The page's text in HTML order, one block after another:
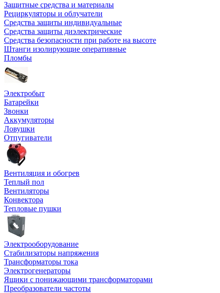
Защитные средства и материалы
Рециркуляторы и облучатели
Средства защиты индивидуальные
Средства защиты диэлектрические
Средства безопасности при работе на высоте
Штанги изолирующие оперативные
Пломбы
Электробыт
Батарейки
Звонки
Аккумуляторы
Ловушки
Отпугиватели
Вентиляция и обогрев
Теплый пол
Вентиляторы
Конвектора
Тепловые пушки
Электрооборудование
Стабилизаторы напряжения
Трансформаторы тока
Электрогенераторы
Ящики с понижающими трансформаторами
Преобразователи частоты